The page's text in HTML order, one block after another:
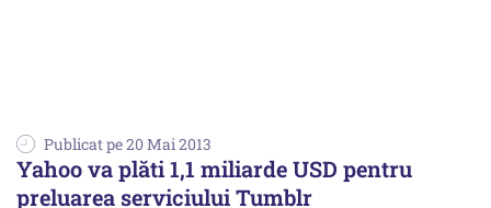
Publicat pe 20 Mai 2013
Yahoo va plăti 1,1 miliarde USD pentru
preluarea serviciului Tumblr